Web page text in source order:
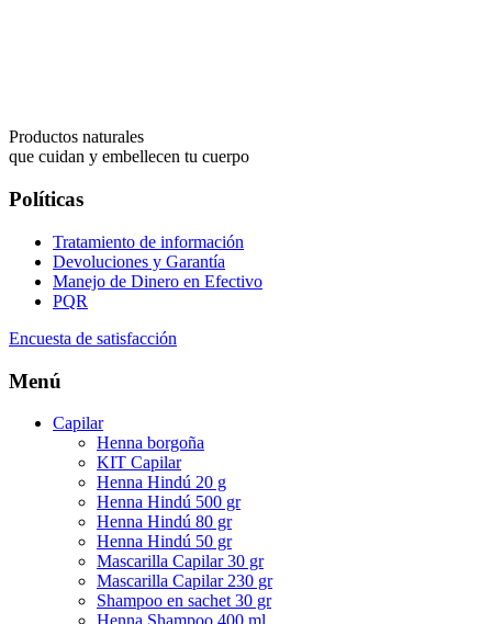
Productos naturales
que cuidan y embellecen tu cuerpo
Políticas
Tratamiento de información
Devoluciones y Garantía
Manejo de Dinero en Efectivo
PQR
Encuesta de satisfacción
Menú
Capilar
Henna borgoña
KIT Capilar
Henna Hindú 20 g
Henna Hindú 500 gr
Henna Hindú 80 gr
Henna Hindú 50 gr
Mascarilla Capilar 30 gr
Mascarilla Capilar 230 gr
Shampoo en sachet 30 gr